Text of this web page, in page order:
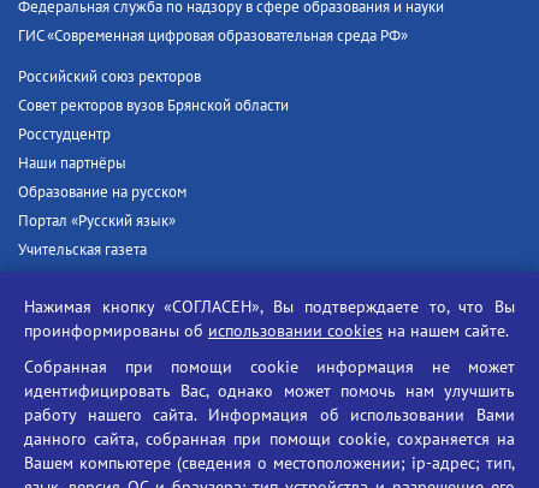
Федеральная служба по надзору в сфере образования и науки
ГИС «Современная цифровая образовательная среда РФ»
Российский союз ректоров
Совет ректоров вузов Брянской области
Росстудцентр
Наши партнёры
Образование на русском
Портал «Русский язык»
Учительская газета
Единый портал государственных услуг
Противодействие угрозам информационной безопасности
Социальные ролики - Генеральная прокуратура РФ
Противодействие коррупции
БГУ против наркотиков
Нажимая кнопку «СОГЛАСЕН», Вы подтверждаете то, что Вы
проинформированы об использовании cookies на нашем сайте.
Собранная при помощи cookie информация не может
идентифицировать Вас, однако может помочь нам улучшить
работу нашего сайта. Информация об использовании Вами
данного сайта, собранная при помощи cookie, сохраняется на
Вашем компьютере (сведения о местоположении; ip-адрес; тип,